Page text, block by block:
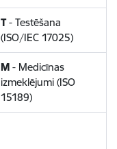
T- Testēšana
(ISO/IEC 17025)
M - Medicīnas
izmeklējumi (ISO
15189)